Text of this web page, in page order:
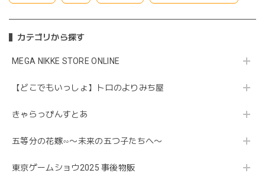
カテゴリから探す
MEGA NIKKE STORE ONLINE
【どこでもいっしょ】トロのよりみち屋
きゃらっぴんすとあ
五等分の花嫁∽〜未来の五つ子たちへ〜
東京ゲームショウ2025 事後物販